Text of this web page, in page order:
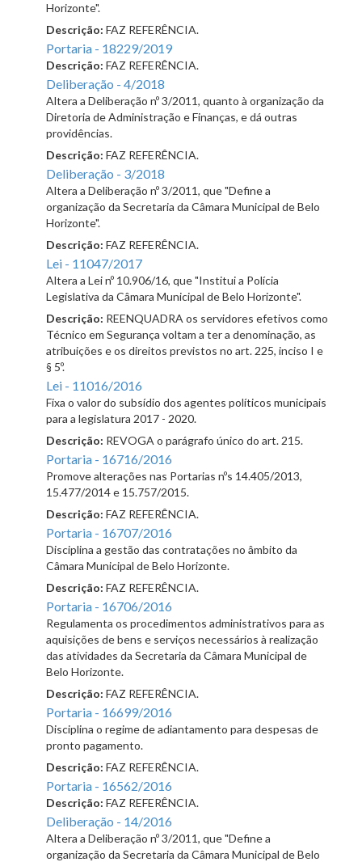
Horizonte".
Descrição: FAZ REFERÊNCIA.
Portaria - 18229/2019
Descrição: FAZ REFERÊNCIA.
Deliberação - 4/2018
Altera a Deliberação nº 3/2011, quanto à organização da
Diretoria de Administração e Finanças, e dá outras
providências.
Descrição: FAZ REFERÊNCIA.
Deliberação - 3/2018
Altera a Deliberação nº 3/2011, que "Define a
organização da Secretaria da Câmara Municipal de Belo
Horizonte".
Descrição: FAZ REFERÊNCIA.
Lei - 11047/2017
Altera a Lei nº 10.906/16, que "Institui a Polícia
Legislativa da Câmara Municipal de Belo Horizonte".
Descrição: REENQUADRA os servidores efetivos como
Técnico em Segurança voltam a ter a denominação, as
atribuições e os direitos previstos no art. 225, inciso I e
§ 5º.
Lei - 11016/2016
Fixa o valor do subsídio dos agentes políticos municipais
para a legislatura 2017 - 2020.
Descrição: REVOGA o parágrafo único do art. 215.
Portaria - 16716/2016
Promove alterações nas Portarias nºs 14.405/2013,
15.477/2014 e 15.757/2015.
Descrição: FAZ REFERÊNCIA.
Portaria - 16707/2016
Disciplina a gestão das contratações no âmbito da
Câmara Municipal de Belo Horizonte.
Descrição: FAZ REFERÊNCIA.
Portaria - 16706/2016
Regulamenta os procedimentos administrativos para as
aquisições de bens e serviços necessários à realização
das atividades da Secretaria da Câmara Municipal de
Belo Horizonte.
Descrição: FAZ REFERÊNCIA.
Portaria - 16699/2016
Disciplina o regime de adiantamento para despesas de
pronto pagamento.
Descrição: FAZ REFERÊNCIA.
Portaria - 16562/2016
Descrição: FAZ REFERÊNCIA.
Deliberação - 14/2016
Altera a Deliberação nº 3/2011, que "Define a
organização da Secretaria da Câmara Municipal de Belo